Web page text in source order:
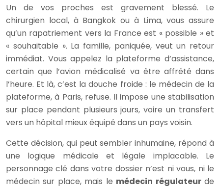
Un de vos proches est gravement blessé. Le
chirurgien local, à Bangkok ou à Lima, vous assure
qu’un rapatriement vers la France est « possible » et
« souhaitable ». La famille, paniquée, veut un retour
immédiat. Vous appelez la plateforme d’assistance,
certain que l’avion médicalisé va être affrété dans
l’heure. Et là, c’est la douche froide : le médecin de la
plateforme, à Paris, refuse. Il impose une stabilisation
sur place pendant plusieurs jours, voire un transfert
vers un hôpital mieux équipé dans un pays voisin.
Cette décision, qui peut sembler inhumaine, répond à
une logique médicale et légale implacable. Le
personnage clé dans votre dossier n’est ni vous, ni le
médecin sur place, mais le médecin régulateurde